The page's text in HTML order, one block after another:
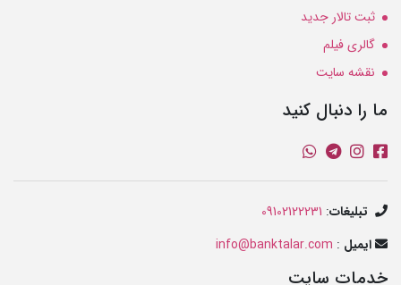
ثبت تالار جدید
گالری فیلم
نقشه سایت
ما را دنبال کنید
تبلیغات:
09102122231
ایمیل :
info@banktalar.com
خدمات سایت